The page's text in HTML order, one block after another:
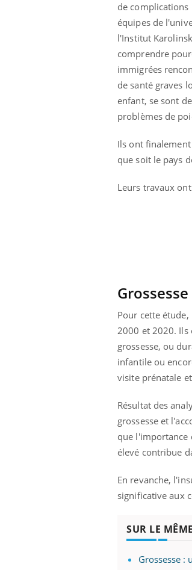
de complications
équipes de
l'Institut
comprendre
immigrées
de santé graves
enfant, se sont
problèmes de
Ils ont
que soit le pays
Leurs travaux
Pour cette
2000 et 2020. Ils
grossesse, ou
infantile ou
visite prénatale
Résultat des
grossesse et
que l'importance
élevé contribue
En revanche,
significative aux
SUR LE
Grossesse :